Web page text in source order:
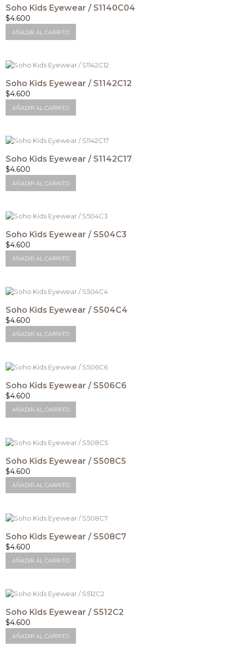
Soho Kids Eyewear / S1140C04
$4.600
AÑADIR AL CARRITO
Soho Kids Eyewear / S1142C12
$4.600
AÑADIR AL CARRITO
Soho Kids Eyewear / S1142C17
$4.600
AÑADIR AL CARRITO
Soho Kids Eyewear / S504C3
$4.600
AÑADIR AL CARRITO
Soho Kids Eyewear / S504C4
$4.600
AÑADIR AL CARRITO
Soho Kids Eyewear / S506C6
$4.600
AÑADIR AL CARRITO
Soho Kids Eyewear / S508C5
$4.600
AÑADIR AL CARRITO
Soho Kids Eyewear / S508C7
$4.600
AÑADIR AL CARRITO
Soho Kids Eyewear / S512C2
$4.600
AÑADIR AL CARRITO